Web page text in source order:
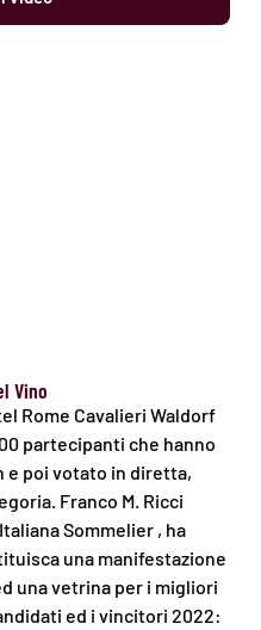
Vino
Rome Cavalieri Waldorf
partecipanti che hanno
e poi votato in diretta,
Franco M. Ricci
Sommelier , ha
una manifestazione
una vetrina per i migliori
ed i vincitori 2022: